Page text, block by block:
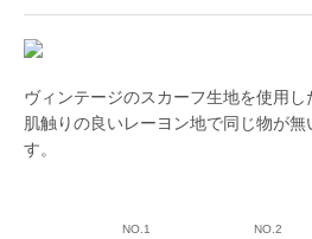
ヴィンテージのスカーフ生地を使用し
肌触りの良いレーヨン地で同じ物が無
す。
NO.1 NO.2